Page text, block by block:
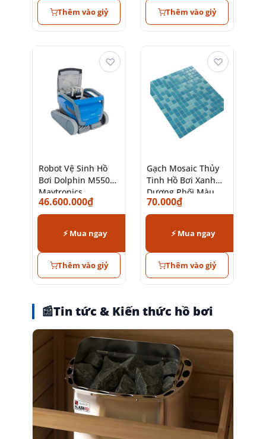
Thêm vào giỷ Thêm vào giỷ
Robot Vệ Sinh Hồ
Bơi Dolphin M550
Maytronics
46.600.000₫
⚡ Mua ngay
Thêm vào giỷ
♡
Gạch Mosaic Thủy
Tinh Hồ Bơi Xanh
Dương Phối Màu
70.000₫
⚡ Mua ngay
Thêm vào giỷ
♡
📰Tin tức & Kiến thức hồ bơi